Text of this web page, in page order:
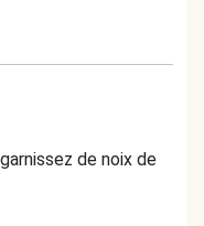
de noix de